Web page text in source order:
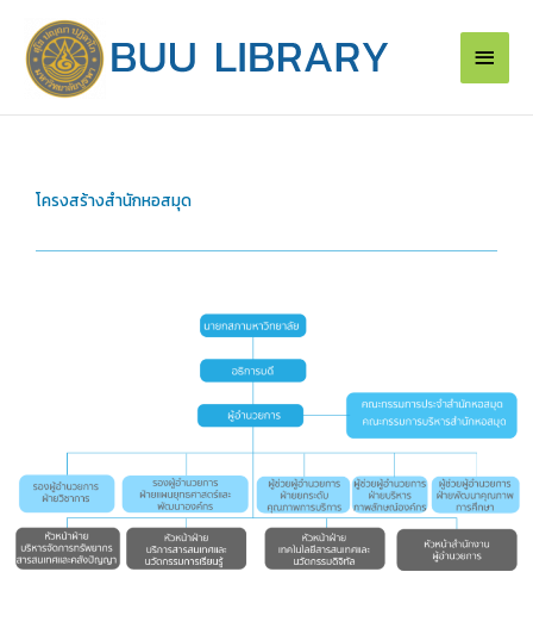
content
Main
โครงสร้างสำนักหอสมุด